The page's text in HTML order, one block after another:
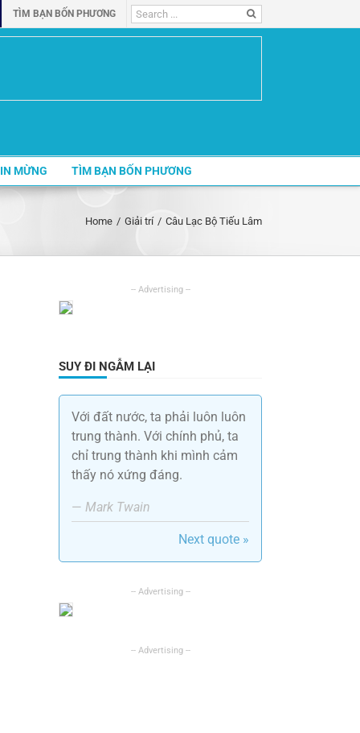
TÌM BẠN BỐN PHƯƠNG
Search
for:
MỪNG TÌM BẠN BỐN PHƯƠNG
Home / Giải trí / Câu Lạc Bộ Tiếu Lâm
SUY ĐI NGẪM LẠI
Với đất nước, ta phải luôn luôn
trung thành. Với chính phủ, ta
chỉ trung thành khi mình cảm
thấy nó xứng đáng.
— Mark Twain
Next quote »